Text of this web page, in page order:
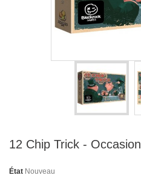
12 Chip Trick - Occasion
État Nouveau